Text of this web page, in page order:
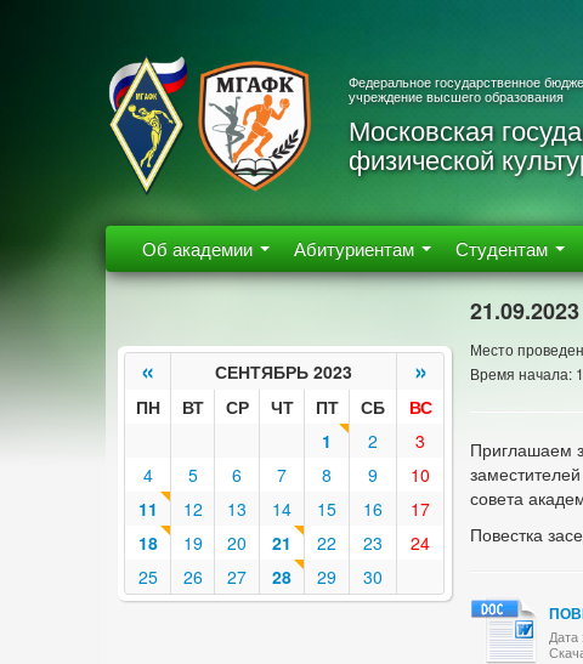
Федеральное государственное
учреждение высшего образования
Московская
физической
Об академии Абитуриентам Студентам
« СЕНТЯБРЬ 2023 »
ПН ВТ СР ЧТ ПТ СБ
ВС
1
2
3
4
5 6 7 8 9
10
11
12 13 14 15 16
17
18
19 20 21 22 23
24
25
26 27 28 29 30
Место
Время начала:
Приглашаем
совета
Повестка
Дата